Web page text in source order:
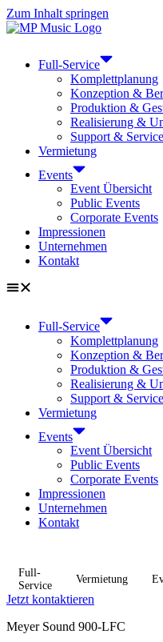
Zum Inhalt springen
Full-Service
Komplettplanung
Konzeption &
Produktion &
Realisierung &
Support & Service
Vermietung
Events
Event Übersicht
Public Events
Corporate Events
Impressionen
Unternehmen
Kontakt
Full-Service
Komplettplanung
Konzeption &
Produktion &
Realisierung &
Support & Service
Vermietung
Events
Event Übersicht
Public Events
Corporate Events
Impressionen
Unternehmen
Kontakt
Full-
Service
Vermietung
Jetzt kontaktieren
Meyer Sound 900-LFC